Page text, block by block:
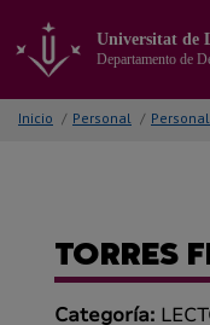
contenido
principal
Universitat de
Departamento de
Inicio / Personal / Personal